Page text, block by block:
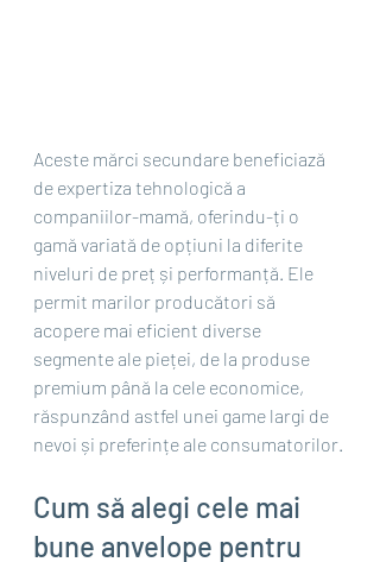
Aceste mărci secundare beneficiază
de expertiza tehnologică a
companiilor-mamă, oferindu-ți o
gamă variată de opțiuni la diferite
niveluri de preț și performanță. Ele
permit marilor producători să
acopere mai eficient diverse
segmente ale pieței, de la produse
premium până la cele economice,
răspunzând astfel unei game largi de
nevoi și preferințe ale consumatorilor.
Cum să alegi cele mai
bune anvelope pentru